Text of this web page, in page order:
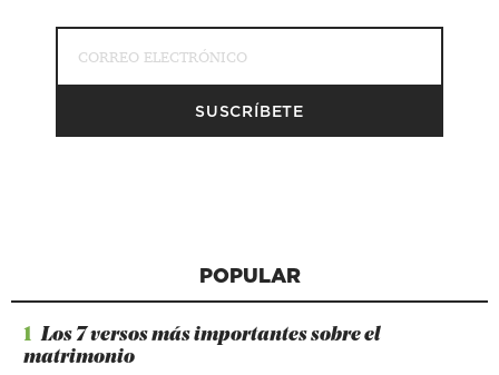
POPULAR
1 Los 7 versos más importantes sobre el
matrimonio